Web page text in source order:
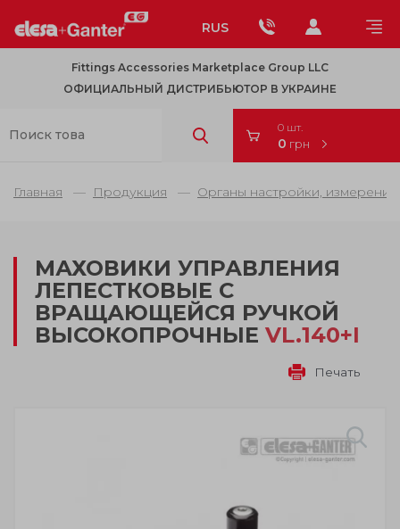
RUS
Fittings Accessories Marketplace Group LLC
ОФИЦИАЛЬНЫЙ ДИСТРИБЬЮТОР В УКРАИНЕ
0 шт.
0 грн
Главная Продукция Органы настройки,
МАХОВИКИ УПРАВЛЕНИЯ
ЛЕПЕСТКОВЫЕ С
ВРАЩАЮЩЕЙСЯ РУЧКОЙ
ВЫСОКОПРОЧНЫЕ VL.140+I
Печать